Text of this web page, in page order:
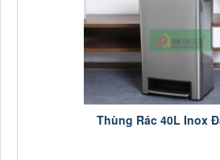
Thùng Rác 40L Inox